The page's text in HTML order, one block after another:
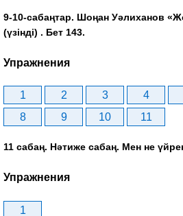
9-10-сабаңтар. Шоңан Уәлиханов
(үзінді) . Бет 143.
Упражнения
1 2 3 4
8
9 10 11
11 сабаң. Нәтиже сабаң. Мен не
Упражнения
1